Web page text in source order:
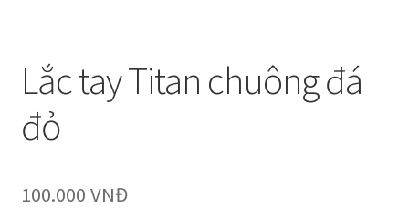
Lắc tay Titan chuông đá
đỏ
100.000 VNĐ